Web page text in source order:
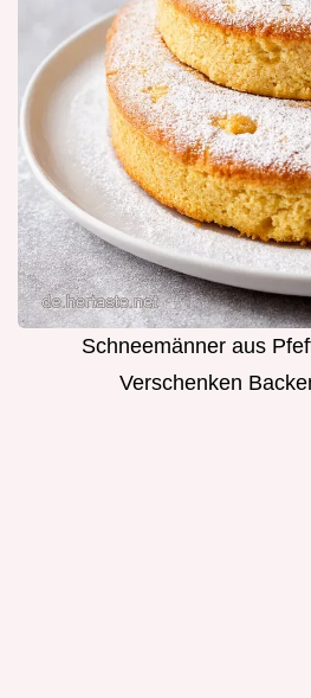
Schneemänner aus
Verschenken